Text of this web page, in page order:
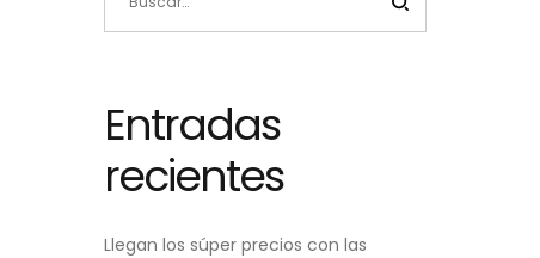
Entradas
recientes
Llegan los súper precios con las